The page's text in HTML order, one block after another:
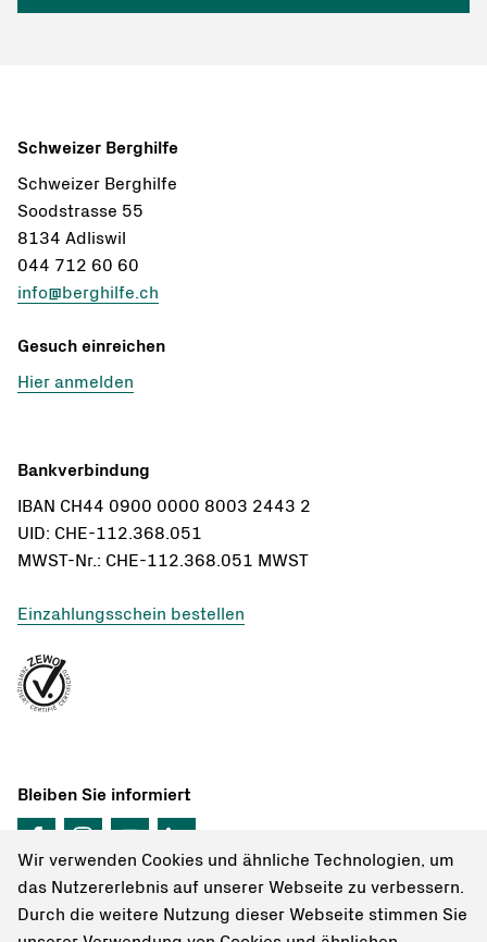
Schweizer Berghilfe
Schweizer Berghilfe
Soodstrasse 55
8134 Adliswil
044 712 60 60
info@berghilfe.ch
Gesuch einreichen
Hier anmelden
Bankverbindung
IBAN CH44 0900 0000 8003 2443 2
UID: CHE-112.368.051
MWST-Nr.: CHE-112.368.051 MWST
Einzahlungsschein bestellen
Bleiben Sie informiert
Wir verwenden Cookies und ähnliche Technologien, um
das Nutzererlebnis auf unserer Webseite zu verbessern.
Durch die weitere Nutzung dieser Webseite stimmen Sie